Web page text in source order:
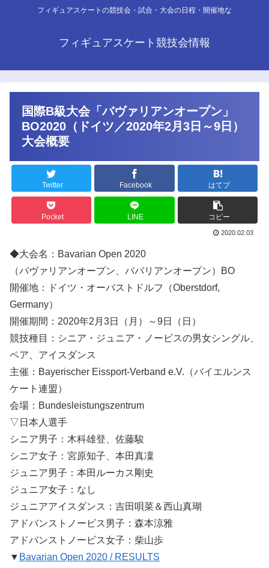
フィギュアスケートの競技会・試合・大会の日程・開催地な
フィギュアスケート競技会情報
国際B級大会「バヴァリアンオープン」
BO2020（ドイツ／2020年2月3日～9日）
大会概要
Twitter Facebook はてブ
Pocket LINE コピー
2020.02.03
◆大会名：Bavarian Open 2020
（バヴァリアンオープン、ババリアンオープン）BO
開催地：ドイツ・オーバストドルフ（Oberstdorf,
Germany）
開催期間：2020年2月3日（月）～9日（日）
競技種目：シニア・ジュニア・ノービスの男女シングル、
ペア、アイスダンス
主催：Bayerischer Eissport-Verband e.V.（バイエルンス
ケート連盟）
会場：Bundesleistungszentrum
▽日本人選手
シニア男子：木科雄登、佐藤駿
シニア女子：宮原知子、本田真凜
ジュニア男子：本田ルーカス剛史
ジュニア女子：なし
ジュニアアイスダンス：吉田唄菜＆西山真瑚
アドバンストノービス男子：森本涼雅
アドバンストノービス女子：柴山歩
▼ Bavarian Open 2020 / RESULTS